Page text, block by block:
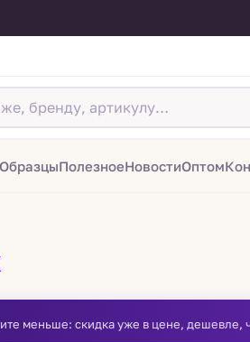
ОбразцыПолезноеНовостиОптом
меньше: скидка уже в цене, дешевле,